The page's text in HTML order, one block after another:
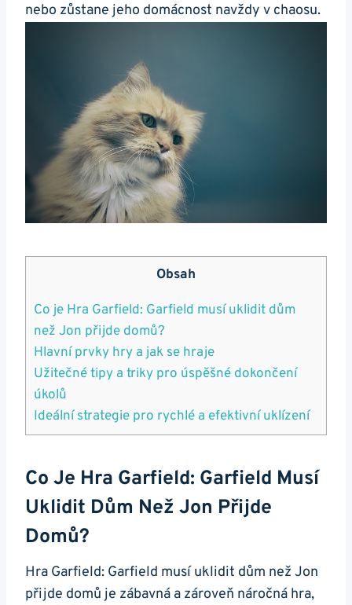
nebo zůstane jeho domácnost navždy v chaosu.
Obsah
Co je Hra Garfield: Garfield musí uklidit dům
než Jon přijde domů?
Hlavní prvky hry a jak se hraje
Užitečné tipy a triky pro úspěšné dokončení
úkolů
Ideální strategie pro rychlé a efektivní uklízení
Co Je Hra Garfield: Garfield Musí
Uklidit Dům Než Jon Přijde
Domů?
Hra Garfield: Garfield musí uklidit dům než Jon
přijde domů je zábavná a zároveň náročná hra,